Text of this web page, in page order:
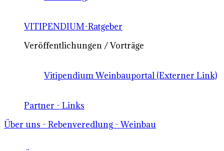
VITIPENDIUM-Ratgeber
Veröffentlichungen / Vorträge
Vitipendium Weinbauportal (Externer Link)
Partner - Links
Über uns - Rebenveredlung - Weinbau